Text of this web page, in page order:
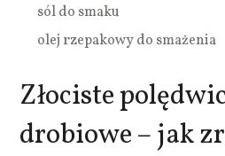
sól do smaku
olej rzepakowy do smażenia
Złociste
drobiowe – jak